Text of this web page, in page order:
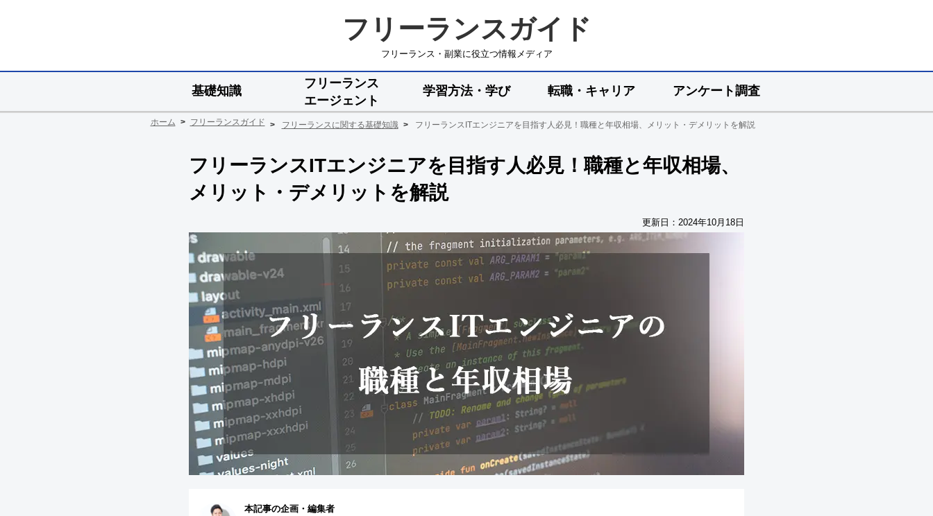
フリーランスガイド
フリーランス・副業に役立つ情報メディア
基礎知識
フリーランス
エージェント
学習方法・学び 転職・キャリア アンケート調査
ホーム フリーランスガイド フリーランスに関する基礎知識 フリーランスITエンジニアを目指す人必見！職種と年収相場、メリット・デメリットを解説
フリーランスITエンジニアを目指す人必見！職種と年収相場、
メリット・デメリットを解説
更新日： 2024年10月18日
本記事の企画・編集者